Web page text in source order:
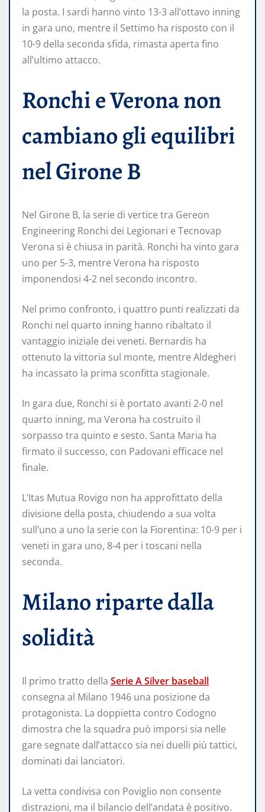
la posta. I sardi hanno vinto 13-3 all’ottavo inning
in gara uno, mentre il Settimo ha risposto con il
10-9 della seconda sfida, rimasta aperta fino
all’ultimo attacco.
Ronchi e Verona non
cambiano gli equilibri
nel Girone B
Nel Girone B, la serie di vertice tra Gereon
Engineering Ronchi dei Legionari e Tecnovap
Verona si è chiusa in parità. Ronchi ha vinto gara
uno per 5-3, mentre Verona ha risposto
imponendosi 4-2 nel secondo incontro.
Nel primo confronto, i quattro punti realizzati da
Ronchi nel quarto inning hanno ribaltato il
vantaggio iniziale dei veneti. Bernardis ha
ottenuto la vittoria sul monte, mentre Aldegheri
ha incassato la prima sconfitta stagionale.
In gara due, Ronchi si è portato avanti 2-0 nel
quarto inning, ma Verona ha costruito il
sorpasso tra quinto e sesto. Santa Maria ha
firmato il successo, con Padovani efficace nel
finale.
L’Itas Mutua Rovigo non ha approfittato della
divisione della posta, chiudendo a sua volta
sull’uno a uno la serie con la Fiorentina: 10-9 per i
veneti in gara uno, 8-4 per i toscani nella
seconda.
Milano riparte dalla
solidità
Il primo tratto della Serie A Silver baseball
consegna al Milano 1946 una posizione da
protagonista. La doppietta contro Codogno
dimostra che la squadra può imporsi sia nelle
gare segnate dall’attacco sia nei duelli più tattici,
dominati dai lanciatori.
La vetta condivisa con Poviglio non consente
distrazioni, ma il bilancio dell’andata è positivo.